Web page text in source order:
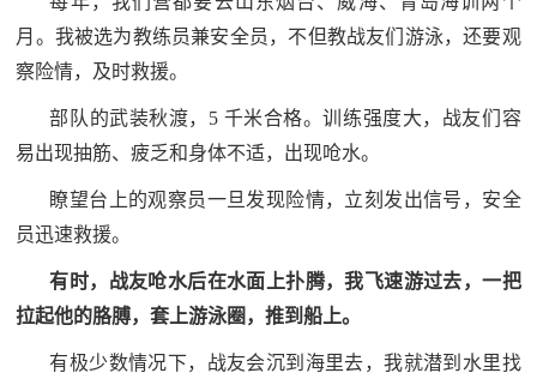
采
军
风
采
退
役
人
服
月。我被选为教练员兼安全员，不但教战友们游泳，还要观
察险情，及时救援。
部队的武装秋渡，5 千米合格。训练强度大，战友们容
易出现抽筋、疲乏和身体不适，出现呛水。
瞭望台上的观察员一旦发现险情，立刻发出信号，安全
员迅速救援。
有时，战友呛水后在水面上扑腾，我飞速游过去，一把
拉起他的胳膊，套上游泳圈，推到船上。
有极少数情况下，战友会沉到海里去，我就潜到水里找